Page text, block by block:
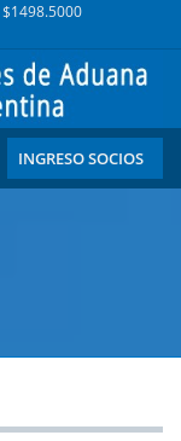
$1498.5000
INGRESO SOCIOS